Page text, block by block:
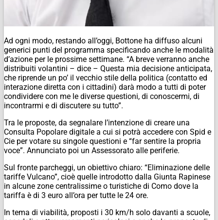
Ad ogni modo, restando all’oggi, Bottone ha diffuso alcuni
generici punti del programma specificando anche le modalità
d’azione per le prossime settimane. “A breve verranno anche
distribuiti volantini – dice – Questa mia decisione anticipata,
che riprende un po’ il vecchio stile della politica (contatto ed
interazione diretta con i cittadini) darà modo a tutti di poter
condividere con me le diverse questioni, di conoscermi, di
incontrarmi e di discutere su tutto”.
Tra le proposte, da segnalare l’intenzione di creare una
Consulta Popolare digitale a cui si potrà accedere con Spid e
Cie per votare su singole questioni e “far sentire la propria
voce”. Annunciato poi un Assessorato alle periferie.
Sul fronte parcheggi, un obiettivo chiaro: “Eliminazione delle
tariffe Vulcano”, cioè quelle introdotto dalla Giunta Rapinese
in alcune zone centralissime o turistiche di Como dove la
tariffa è di 3 euro all’ora per tutte le 24 ore.
In tema di viabilità, proposti i 30 km/h solo davanti a scuole,